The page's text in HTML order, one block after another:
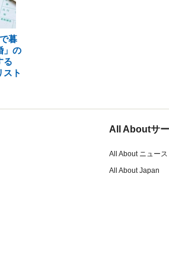
暮
」の
る
スト
All Aboutサ
All About ニュース
All About Japan